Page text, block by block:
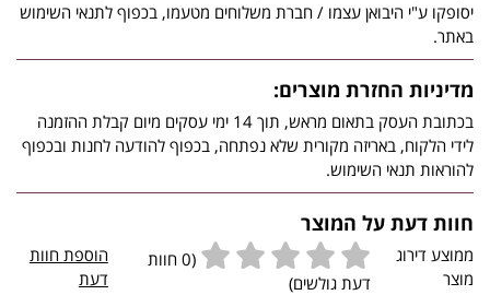
יסופקו ע"י היבואן עצמו / חברת משלוחים מטעמו, בכפוף לתנאי השימוש
באתר.
מדיניות החזרת מוצרים:
בכתובת העסק בתאום מראש, תוך 14 ימי עסקים מיום קבלת ההזמנה
לידי הלקוח, באריזה מקורית שלא נפתחה, בכפוף להודעה לחנות ובכפוף
להוראות תנאי השימוש.
חוות דעת על המוצר
ממוצע דירוג
מוצר
(0 חוות
דעת גולשים)
הוספת חוות
דעת